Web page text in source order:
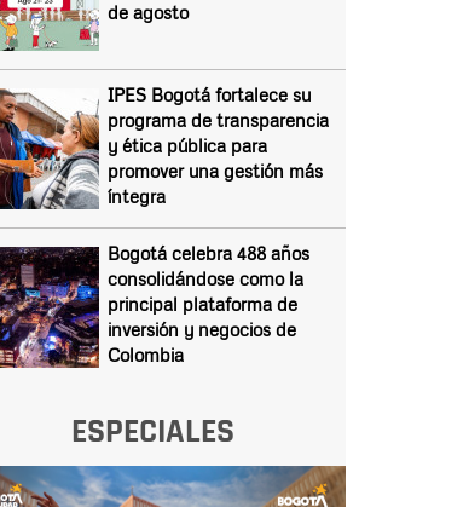
de agosto
IPES Bogotá fortalece su
programa de transparencia
y ética pública para
promover una gestión más
íntegra
Bogotá celebra 488 años
consolidándose como la
principal plataforma de
inversión y negocios de
Colombia
ESPECIALES